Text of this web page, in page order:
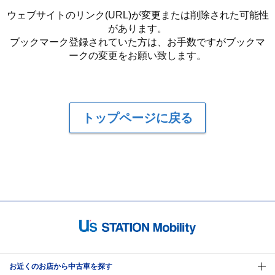
ウェブサイトのリンク(URL)が変更または削除された可能性
があります。
ブックマーク登録されていた方は、お手数ですがブックマ
ークの変更をお願い致します。
トップページに戻る
お近くのお店から中古車を探す